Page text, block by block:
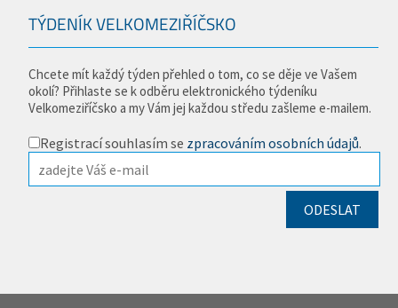
TÝDENÍK VELKOMEZIŘÍČSKO
Chcete mít každý týden přehled o tom, co se děje ve Vašem
okolí? Přihlaste se k odběru elektronického týdeníku
Velkomeziříčsko a my Vám jej každou středu zašleme e-mailem.
Registrací souhlasím se zpracováním osobních údajů.